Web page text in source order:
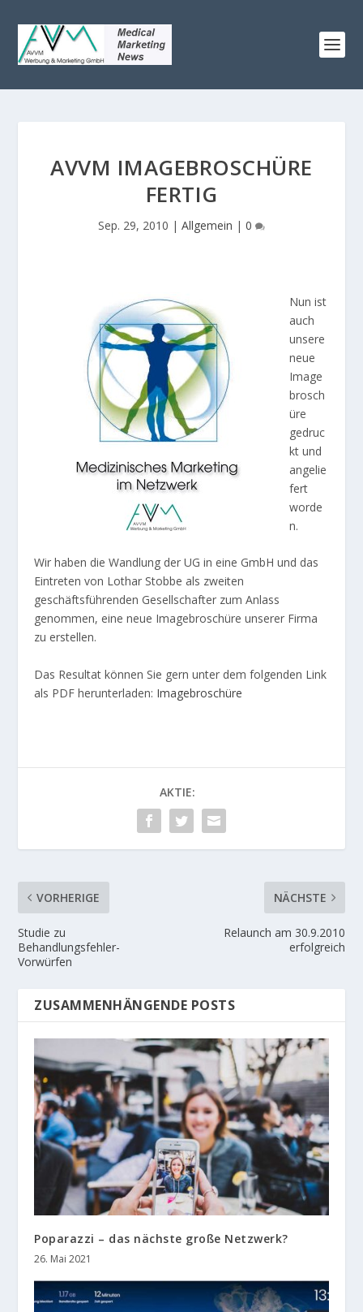
AVVM IMAGEBROSCHÜRE
FERTIG
Sep. 29, 2010 | Allgemein | 0
Nun ist
auch
unsere
neue
Image
brosch
üre
gedruc
kt und
angelie
fert
worde
n.
Wir haben die Wandlung der UG in eine GmbH und das
Eintreten von Lothar Stobbe als zweiten
geschäftsführenden Gesellschafter zum Anlass
genommen, eine neue Imagebroschüre unserer Firma
zu erstellen.
Das Resultat können Sie gern unter dem folgenden Link
als PDF herunterladen: Imagebroschüre
AKTIE:
VORHERIGE
Studie zu
Behandlungsfehler-
Vorwürfen
NÄCHSTE
Relaunch am 30.9.2010
erfolgreich
ZUSAMMENHÄNGENDE POSTS
Poparazzi – das nächste große Netzwerk?
26. Mai 2021